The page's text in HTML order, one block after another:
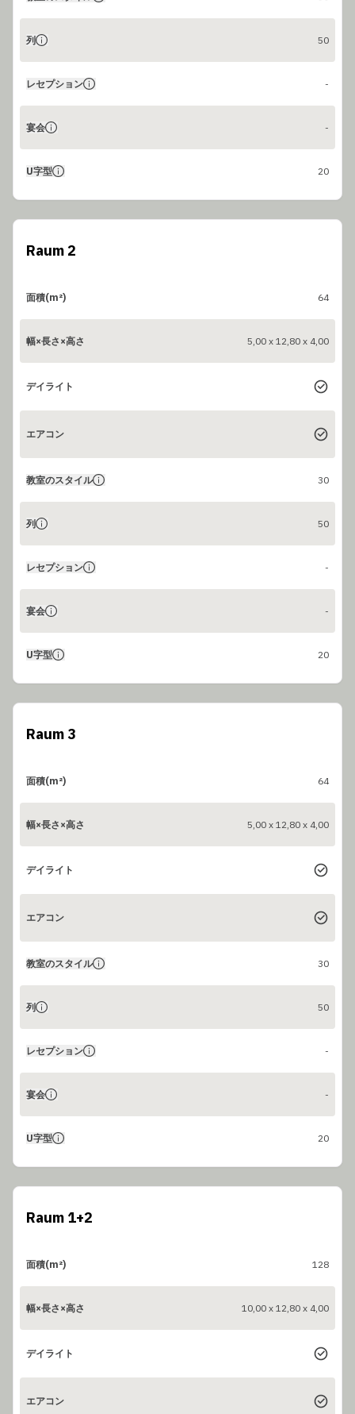
列 50
レセプション -
宴会 -
U字型 20
Raum 2
面積(m²) 64
幅×長さ×高さ 5,00 x 12,80 x 4,00
デイライト
エアコン
教室のスタイル 30
列 50
レセプション -
宴会 -
U字型 20
Raum 3
面積(m²) 64
幅×長さ×高さ 5,00 x 12,80 x 4,00
デイライト
エアコン
教室のスタイル 30
列 50
レセプション -
宴会 -
U字型 20
Raum 1+2
面積(m²) 128
幅×長さ×高さ 10,00 x 12,80 x 4,00
デイライト
エアコン